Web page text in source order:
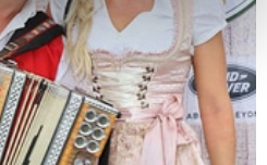
(Fingerprinting) identifizieren
wie Ihre persönlichen Daten
Sie Ihre Präferenzen im
Inhalte und Anzeigen zu